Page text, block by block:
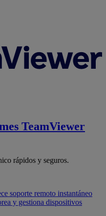
TeamViewer
rápidos y seguros.
soporte remoto instantáneo
y gestiona dispositivos